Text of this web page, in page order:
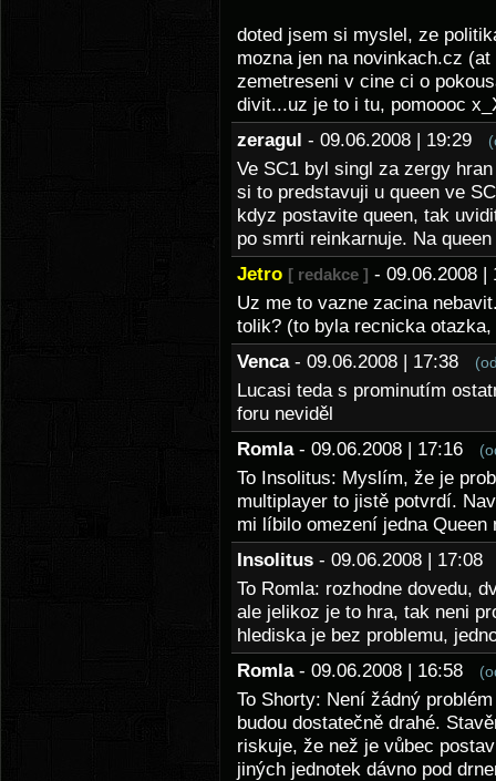
doted jsem si myslel, ze
mozna jen na novinkach.cz
zemetreseni v cine ci o
divit...uz je to i tu, pomoooc
zeragul - 09.06.2008 | 19:29
Ve SC1 byl singl za zergy
si to predstavuji u queen ve
kdyz postavite queen, tak
po smrti reinkarnuje. Na
Jetro [ redakce ] - 09.06.2008
Uz me to vazne zacina
tolik? (to byla recnicka otazka,
Venca - 09.06.2008 | 17:38
Lucasi teda s prominutím
foru neviděl
Romla - 09.06.2008 | 17:16
To Insolitus: Myslím, že je
multiplayer to jistě potvrdí.
mi líbilo omezení jedna Queen
Insolitus - 09.06.2008 |
To Romla: rozhodne dovedu,
ale jelikoz je to hra, tak neni
hlediska je bez problemu,
Romla - 09.06.2008 | 16:58
To Shorty: Není žádný
budou dostatečně drahé.
riskuje, že než je vůbec
jiných jednotek dávno pod